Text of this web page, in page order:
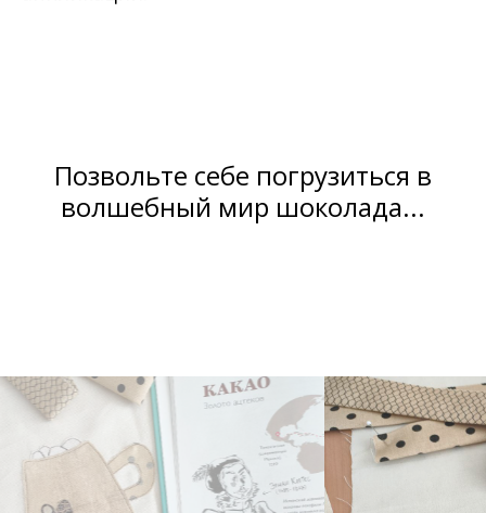
Позвольте себе погрузиться в
волшебный мир шоколада...